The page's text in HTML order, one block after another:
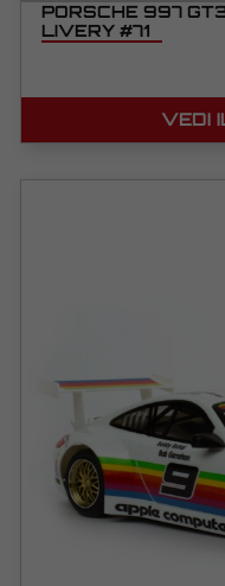
PORSCHE 997
LIVERY #71
VEDI